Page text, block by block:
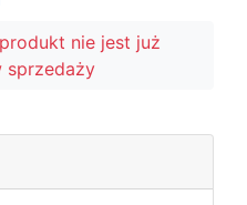
nie jest już
sprzedaży